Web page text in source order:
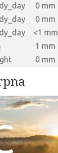
0 mm
0 mm
<1 mm
1 mm
0 mm